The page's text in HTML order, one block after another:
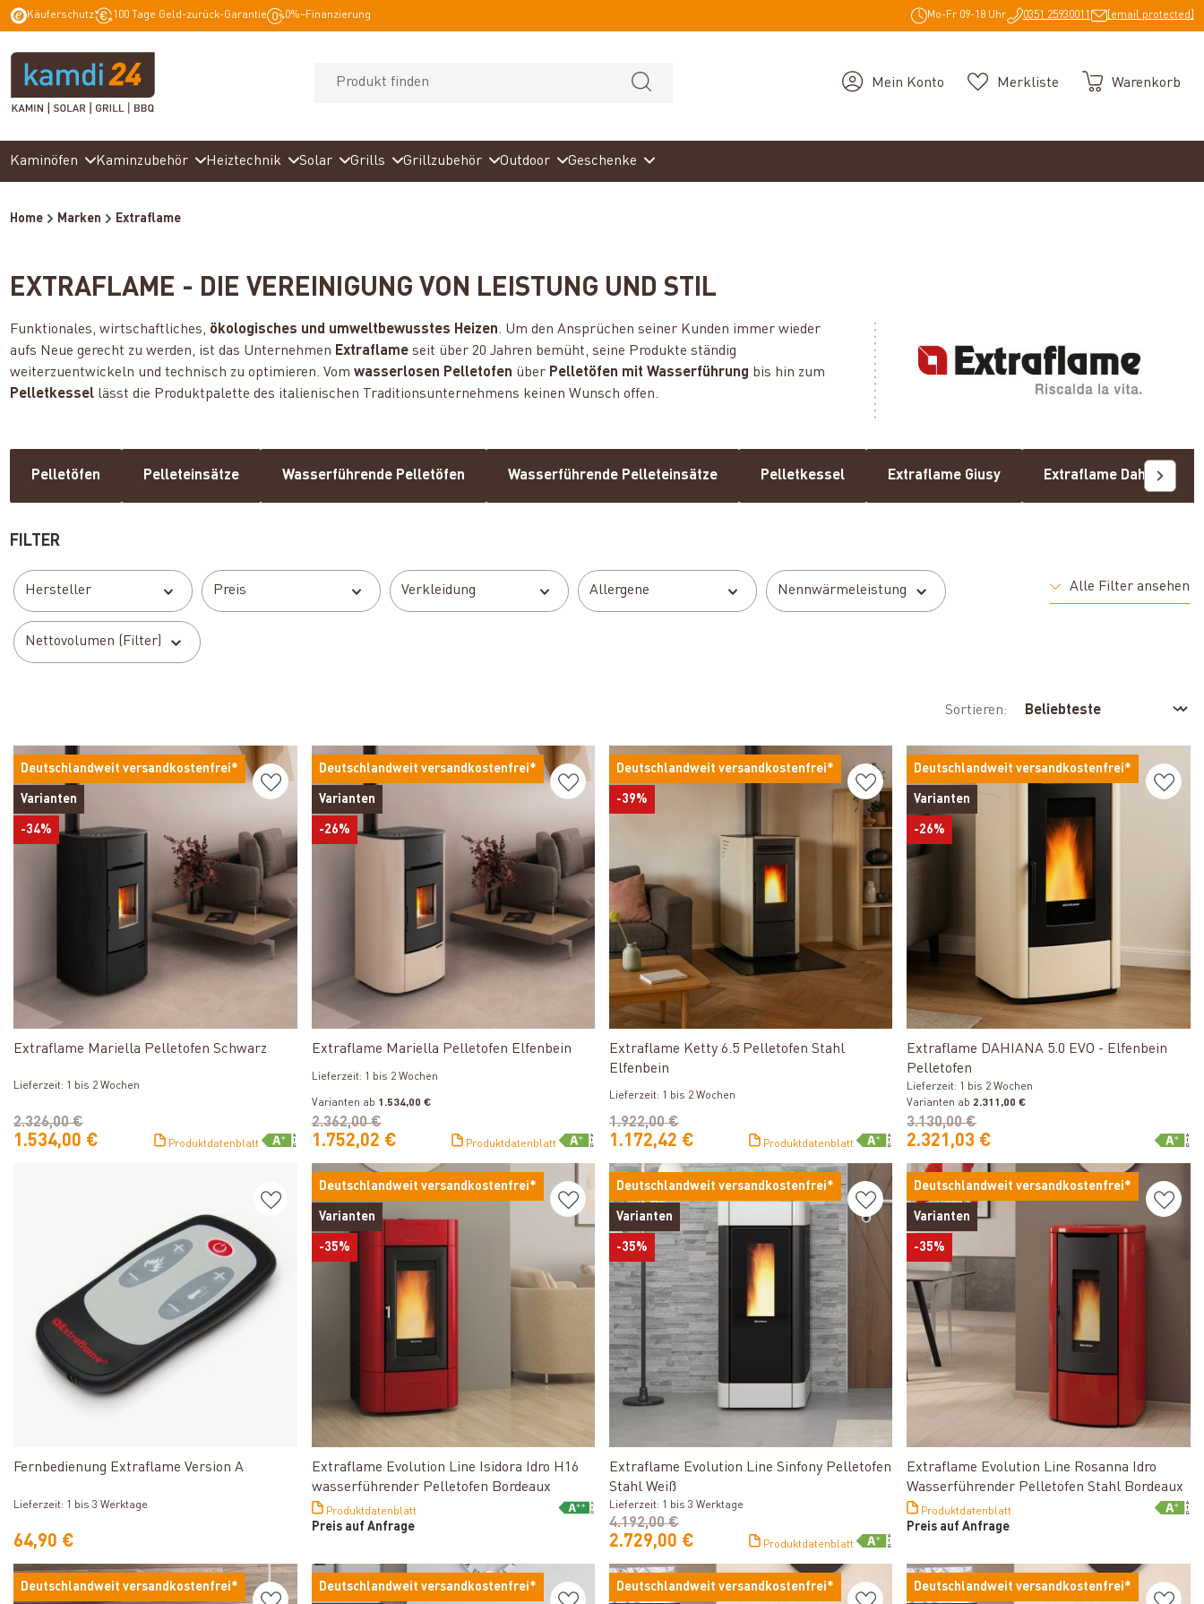
Zur Hauptnavigation springen
Käuferschutz 100 Tage Geld-zurück-Garantie 0%–Finanzierung Mo-Fr 09-18 Uhr 0351 25930011 [email protected]
Mein Konto Merkliste Warenkorb
Kaminöfen Kaminzubehör Heiztechnik Solar Grills Grillzubehör Outdoor Geschenke
Home Marken Extraflame
EXTRAFLAME - DIE VEREINIGUNG VON LEISTUNG UND STIL
Funktionales, wirtschaftliches, ökologisches und umweltbewusstes Heizen. Um den Ansprüchen seiner Kunden immer wieder
aufs Neue gerecht zu werden, ist das Unternehmen Extraflame seit über 20 Jahren bemüht, seine Produkte ständig
weiterzuentwickeln und technisch zu optimieren. Vomwasserlosen Pelletofen über Pelletöfen mit Wasserführung bis hin zum
Pelletkessel lässt die Produktpalette des italienischen Traditionsunternehmens keinen Wunsch offen.
Pelletöfen Pelleteinsätze Wasserführende Pelletöfen Wasserführende Pelleteinsätze Pelletkessel Extraflame Giusy Extraflame Dahiana
FILTER
Hersteller Preis Verkleidung Allergene Alle Filter ansehen
Nennwärmeleistung
Nettovolumen (Filter)
Sortieren:
Deutschlandweit versandkostenfrei*
Varianten
-34%
Extraflame Mariella Pelletofen Schwarz
Lieferzeit: 1 bis 2 Wochen
1.534,00 €
2.326,00 €
Produktdatenblatt
Deutschlandweit versandkostenfrei*
Varianten
-26%
Extraflame Mariella Pelletofen Elfenbein
Lieferzeit: 1 bis 2 Wochen
Varianten ab 1.534,00 €
1.752,02 €
2.362,00 €
Produktdatenblatt
Deutschlandweit versandkostenfrei*
-39%
Produkt ansehen
Extraflame Ketty 6.5 Pelletofen Stahl
Elfenbein
Lieferzeit: 1 bis 2 Wochen
1.172,42 €
1.922,00 €
Produktdatenblatt
Deutschlandweit versandkostenfrei*
Varianten
-26%
Produkt ansehen
Extraflame DAHIANA 5.0 EVO - Elfenbein
Pelletofen
Lieferzeit: 1 bis 2 Wochen
Varianten ab 2.311,00 €
2.321,03 €
3.130,00 €
Fernbedienung Extraflame Version A
Lieferzeit: 1 bis 3 Werktage
64,90 €
Deutschlandweit versandkostenfrei*
Varianten
-35%
Produkt ansehen
Extraflame Evolution Line Isidora Idro H16
wasserführender Pelletofen Bordeaux
Produktdatenblatt
Preis auf Anfrage
Deutschlandweit versandkostenfrei*
Varianten
-35%
Extraflame Evolution Line Sinfony Pelletofen
Stahl Weiß
Lieferzeit: 1 bis 3 Werktage
2.729,00 €
4.192,00 €
Produktdatenblatt
Deutschlandweit versandkostenfrei*
Varianten
-35%
Extraflame Evolution Line Rosanna Idro
Wasserführender Pelletofen Stahl Bordeaux
Produktdatenblatt
Preis auf Anfrage
Deutschlandweit versandkostenfrei* Deutschlandweit versandkostenfrei* Deutschlandweit versandkostenfrei* Deutschlandweit versandkostenfrei*